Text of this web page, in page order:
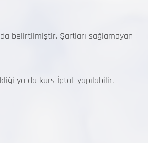
belirtilmiştir. Şartları sağlamayan
ya da kurs İptali yapılabilir.